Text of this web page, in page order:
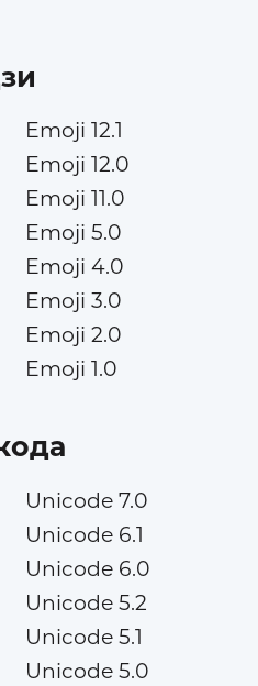
Emoji 12.1
Emoji 12.0
Emoji 11.0
Emoji 5.0
Emoji 4.0
Emoji 3.0
Emoji 2.0
Emoji 1.0
Unicode 7.0
Unicode 6.1
Unicode 6.0
Unicode 5.2
Unicode 5.1
Unicode 5.0